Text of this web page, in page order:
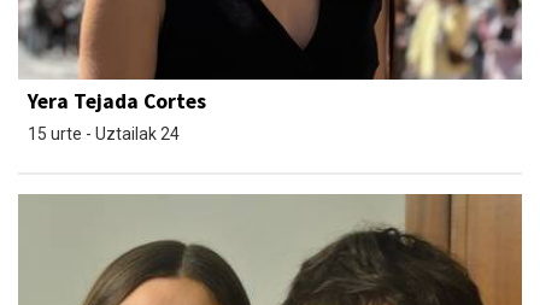
Yera Tejada Cortes
15 urte - Uztailak 24